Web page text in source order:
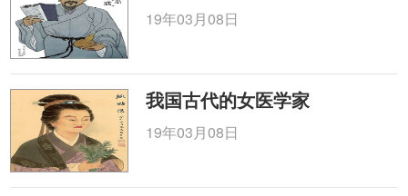
19年03月08日
我国古代的女医学家
19年03月08日